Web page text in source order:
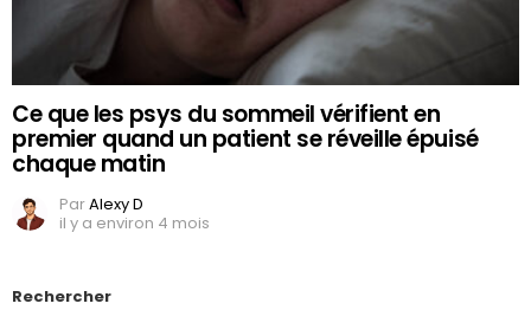
Ce que les psys du sommeil vérifient en
premier quand un patient se réveille épuisé
chaque matin
ParAlexy D
il y a environ 4 mois
Rechercher